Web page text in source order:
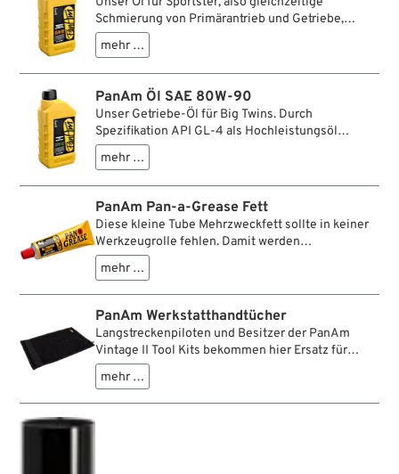
multioptionale Einsätze im Werkstattbetrieb –
inklusive dem nicht zu unterschätzenden
Dauerhinweis auf den segensreichen Einsatz von
hochwertigen Schmiermitteln.
Schmierung von Primärantrieb und Getriebe,
erfüllt die Spezifikation API GL-4 für
Hochleistungsöle.
mehr …
PanAm Öl SAE 80W-90
Unser Getriebe-Öl für Big Twins. Durch
Spezifikation API GL-4 als Hochleistungsöl
ausgewiesen.
mehr …
PanAm Pan-a-Grease Fett
Diese kleine Tube Mehrzweckfett sollte in keiner
Werkzeugrolle fehlen. Damit werden
quietschende Gelenke und Lager, widerspenstige
Bolzen u.ä. wieder arbeitswillig. Mit seiner
Spezial-Formel auf Lithiumbasis erzielt das Pan-
a-Grease Fett lange anhaltenden Schutz und
Schmierung.
mehr …
PanAm Werkstatthandtücher
Langstreckenpiloten und Besitzer der PanAm
Vintage II Tool Kits bekommen hier Ersatz für
durchgewetzte Werkstatthandtücher, die auf der
Straße ihren Soll erfüllt haben. Am Straßenrand
kann es als Ablagefläche für Werkzeug und
mehr …